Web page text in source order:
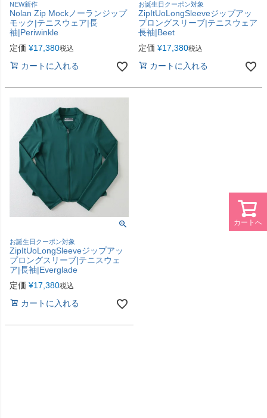
NEW新作
Nolan Zip Mockノーランジップ
モック|テニスウェア|長
袖|Periwinkle
定価 ¥17,380税込
カートに入れる
お誕生日クーポン対象
ZipItUoLongSleeveジップアッ
プロングスリーブ|テニスウェア
長袖|Beet
定価 ¥17,380税込
カートに入れる
お誕生日クーポン対象
ZipItUoLongSleeveジップアッ
プロングスリーブ|テニスウェ
ア|長袖|Everglade
定価 ¥17,380税込
カートに入れる
カートへ